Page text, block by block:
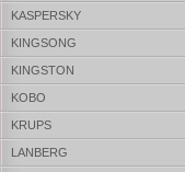
KASPERSKY
KINGSONG
KINGSTON
KOBO
KRUPS
LANBERG